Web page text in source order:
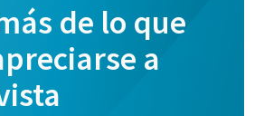
de lo que
a